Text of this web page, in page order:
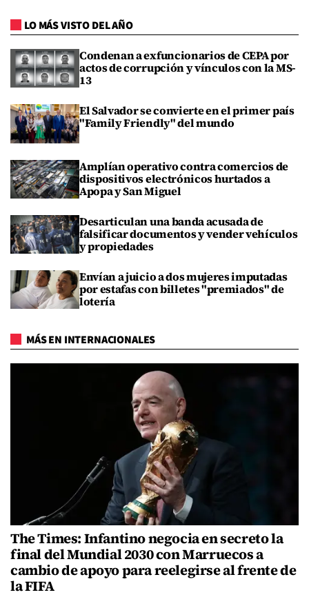
LO MÁS VISTO DEL AÑO
Condenan a exfuncionarios de CEPA por
actos de corrupción y vínculos con la MS-
13
El Salvador se convierte en el primer país
"Family Friendly" del mundo
Amplían operativo contra comercios de
dispositivos electrónicos hurtados a
Apopa y San Miguel
Desarticulan una banda acusada de
falsificar documentos y vender vehículos
y propiedades
Envían a juicio a dos mujeres imputadas
por estafas con billetes "premiados" de
lotería
MÁS EN INTERNACIONALES
The Times: Infantino negocia en secreto la
final del Mundial 2030 con Marruecos a
cambio de apoyo para reelegirse al frente de
la FIFA